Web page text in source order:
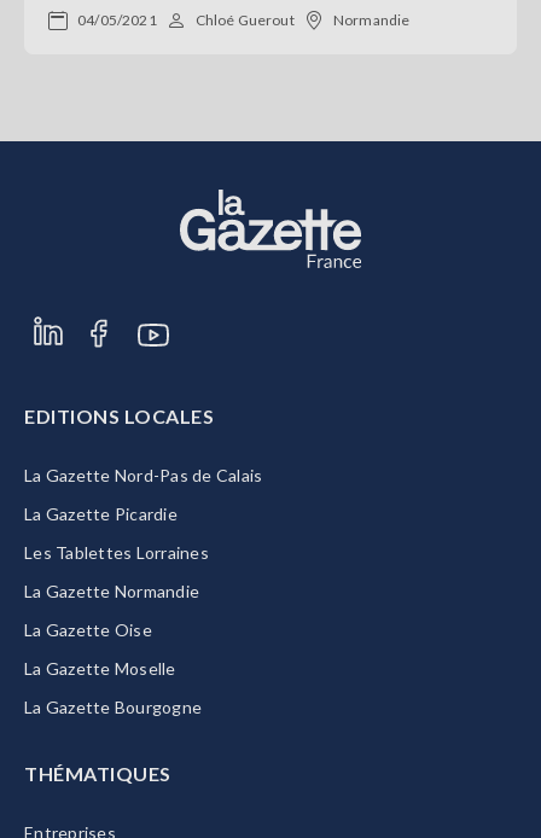
04/05/2021 Chloé Guerout Normandie
EDITIONS LOCALES
La Gazette Nord-Pas de Calais
La Gazette Picardie
Les Tablettes Lorraines
La Gazette Normandie
La Gazette Oise
La Gazette Moselle
La Gazette Bourgogne
THÉMATIQUES
Entreprises